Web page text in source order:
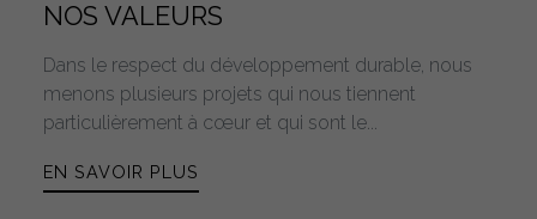
NOS VALEURS
Dans le respect du développement durable, nous
menons plusieurs projets qui nous tiennent
particulièrement à cœur et qui sont le...
EN SAVOIR PLUS